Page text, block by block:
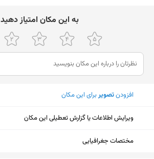
سه‌شنبه
چهارشنبه
پنجشنبه
جمعه
ﺑﻪ اﯾﻦ ﻣﮑﺎن اﻣﺘﯿﺎز دﻫﯿﺪ
افزودنتصویربرای این مکان
ویرایش اطلاعات یا گزارش تعطیلی این مکان
مختصات جغرافیایی